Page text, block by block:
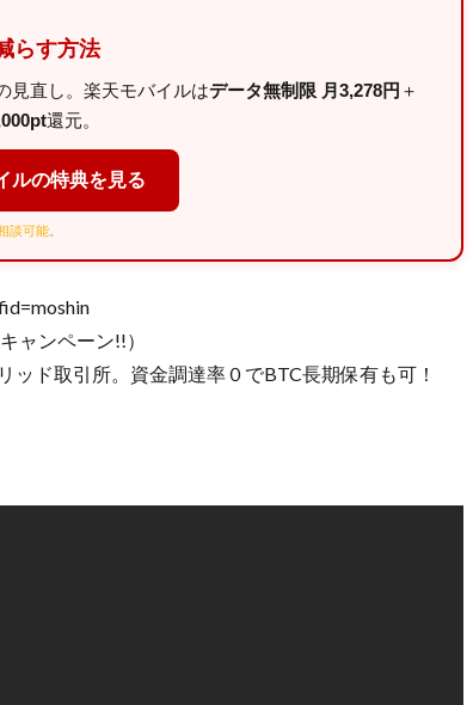
らす方法
見直し。楽天モバイルはデータ無制限 月3,278円 ＋
還元。
ルの特典を見る
談可能
ャンペーン!!）
ド取引所。資金調達率０でBTC長期保有も可！